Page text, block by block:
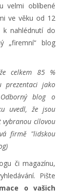
velmi oblíbené
ve věku od 12
nahlédnutí do
„firemní“ blog
celkem 85 %
prezentaci jako
blog o
uvedl, že jsou
cílovou
firmě "lidskou
)
či magazínu,
Pište
o vašich